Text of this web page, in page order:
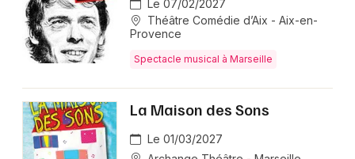
Le 07/02/2027
Théâtre Comédie d’Aix - Aix-en-
Provence
Spectacle musical à Marseille
La Maison des Sons
Le 01/03/2027